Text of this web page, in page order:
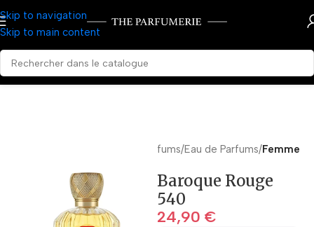
Skip to navigation
Skip to main content
Parfums Eau de Parfums Femme
Baroque Rouge
540
24,90 €